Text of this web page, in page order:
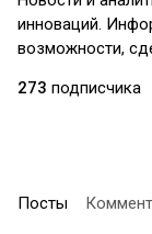
инноваций.
возможности,
273 подписчика
Посты